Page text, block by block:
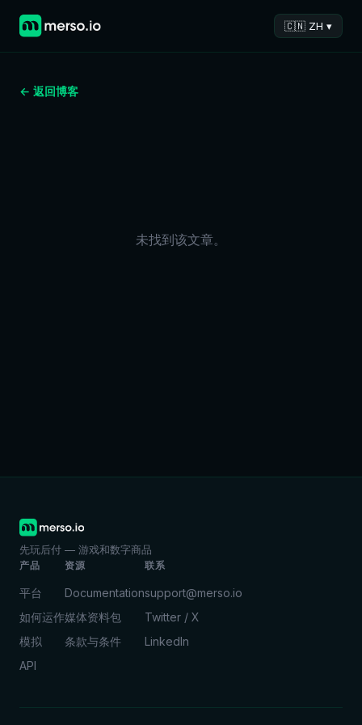
🇨🇳 ZH ▾
← 返回博客
未找到该文章。
先玩后付 — 游戏和数字商品
产品
平台
如何运作
模拟
API
资源
Documentation
媒体资料包
条款与条件
联系
support@merso.io
Twitter / X
LinkedIn